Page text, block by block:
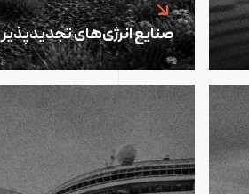
صنایع انرژی‌های تجدیدپذیر